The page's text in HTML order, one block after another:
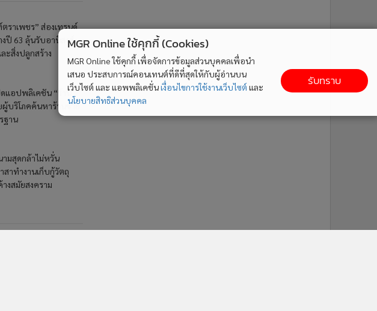
ราเพชร” ส่องเทรนด์
งปี 63 ลุ้นรับอานิสงส์
ะสิ่งปลูกสร้าง
แอปพลิเคชัน “ร้าน
ผู้บริโภคค้นหาร้านขาย
ฐาน
ามสุดกล้าไม่หวั่น
สาทำงานเก็บกู้วัตถุ
งสมัยสงคราม
MGR Online ใช้คุกกี้ (Cookies)
MGR Online ใช้คุกกี้ เพื่อจัดการข้อมูลส่วนบุคคลเพื่อนำ
เสนอ ประสบการณ์คอนเทนต์ที่ดีที่สุดให้กับผู้อ่านบน
เว็บไซต์ และ แอพพลิเคชั่นเงื่อนไขการใช้งานเว็บไซต์ และ
นโยบายสิทธิส่วนบุคคล
รับทราบ